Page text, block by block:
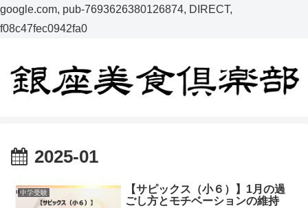
google.com, pub-7693626380126874, DIRECT,
f08c47fec0942fa0
2025-01
中学受験
【サピックス（小６）】1月の過
ごし方とモチベーションの維持